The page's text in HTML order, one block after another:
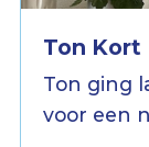
Ton Kort
Ton ging
voor een